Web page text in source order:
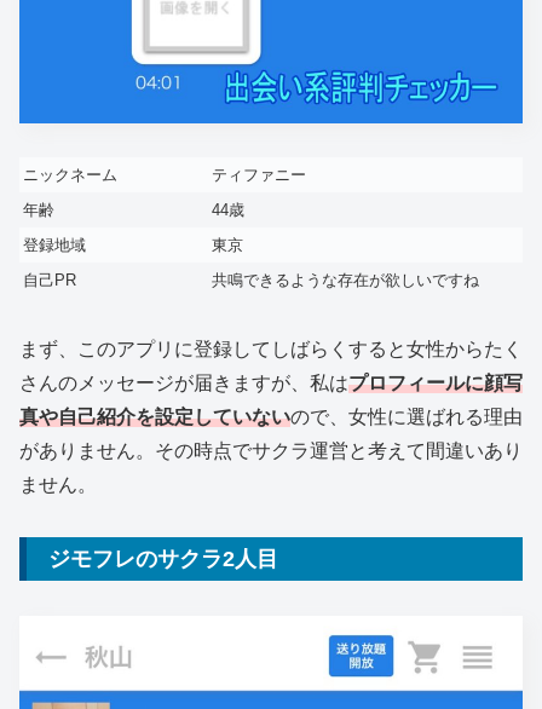
ニックネーム
ティファニー
年齢
44歳
登録地域
東京
自己PR
共鳴できるような存在が欲しいですね
まず、このアプリに登録してしばらくすると女性からたく
さんのメッセージが届きますが、私はプロフィールに顔写
真や自己紹介を設定していないので、女性に選ばれる理由
がありません。その時点でサクラ運営と考えて間違いあり
ません。
ジモフレのサクラ2人目